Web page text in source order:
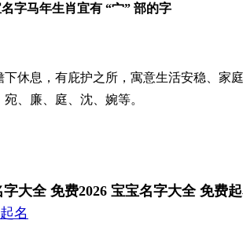
字马年生肖宜有 “宀” 部的字
下休息，有庇护之所，寓意生活安稳、家
、廉、庭、沈、婉等。
字大全 免费2026 宝宝名字大全 免费
名